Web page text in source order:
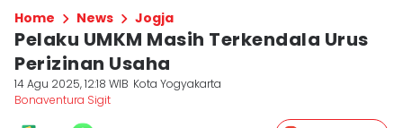
Home News Jogja
Pelaku UMKM Masih Terkendala Urus
Perizinan Usaha
14 Agu 2025, 12:18 WIB Kota Yogyakarta
Bonaventura Sigit